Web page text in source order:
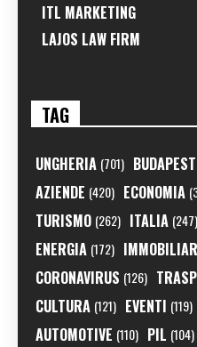
ITL MARKETING
LAJOS LAW FIRM
TAG
UNGHERIA (701) BUDAPEST
AZIENDE (420) ECONOMIA
TURISMO (262) ITALIA (247)
ENERGIA (172)
CORONAVIRUS (126)
CULTURA (121) EVENTI (119)
AUTOMOTIVE (110) PIL (104)